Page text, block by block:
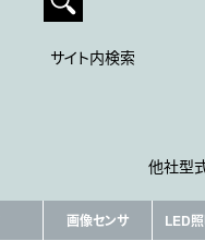
サイト内検索
他社型
画像センサ LED照